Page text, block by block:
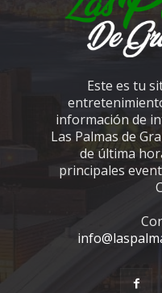
Este es tu
información de
Las Palmas de
de última
principales